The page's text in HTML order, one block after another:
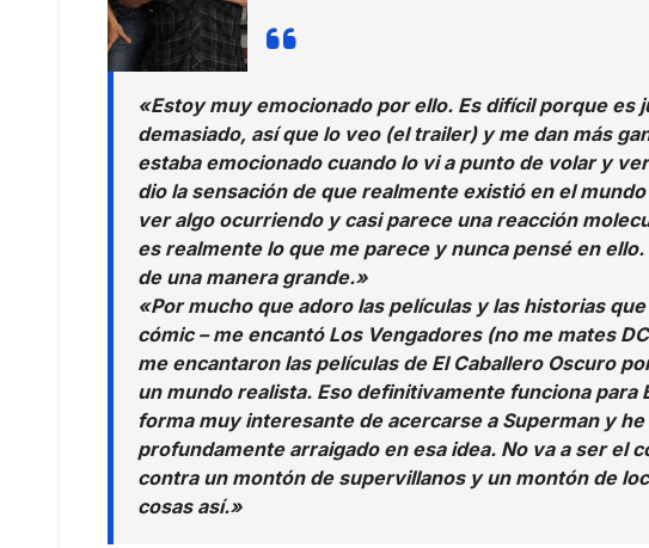
«Estoy muy emocionado por ello. Es difícil porque es
demasiado, así que lo veo (el trailer) y me dan más
estaba emocionado cuando lo vi a punto de volar y
dio la sensación de que realmente existió en el
ver algo ocurriendo y casi parece una reacción
es realmente lo que me parece y nunca pensé en
de una manera grande.»
«Por mucho que adoro las películas y las historias
cómic – me encantó Los Vengadores (no me mates
me encantaron las películas de El Caballero Oscuro
un mundo realista. Eso definitivamente funciona para
forma muy interesante de acercarse a Superman y
profundamente arraigado en esa idea. No va a ser el
contra un montón de supervillanos y un montón de
cosas así.»